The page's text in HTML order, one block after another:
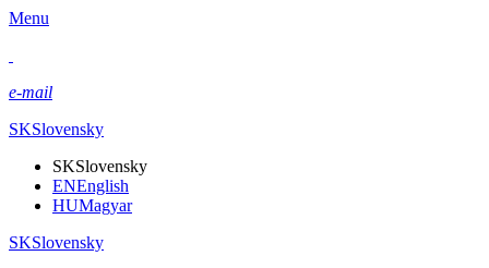
Menu
e-mail
SKSlovensky
SKSlovensky
ENEnglish
HUMagyar
SKSlovensky